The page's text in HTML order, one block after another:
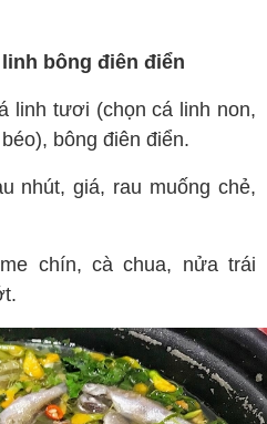
bông điên điển
linh tươi (chọn cá linh non,
bông điên điển.
nhút, giá, rau muống chẻ,
chín, cà chua, nửa trái